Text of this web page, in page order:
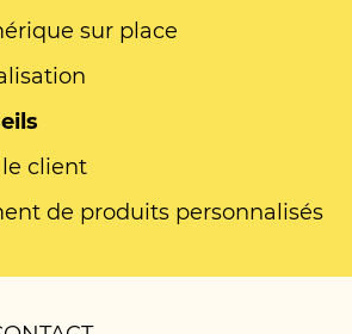
sur place
le client
de produits personnalisés